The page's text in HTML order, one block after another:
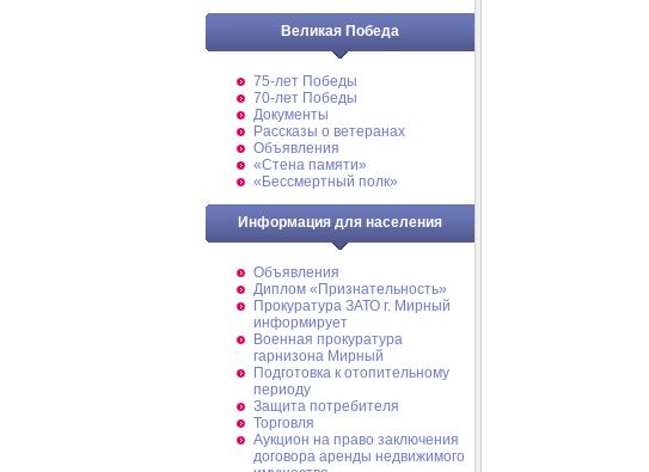
Великая Победа
75-лет Победы
70-лет Победы
Документы
Рассказы о ветеранах
Объявления
«Стена памяти»
«Бессмертный полк»
Информация для населения
Объявления
Диплом «Признательность»
Прокуратура ЗАТО г. Мирный
информирует
Военная прокуратура
гарнизона Мирный
Подготовка к отопительному
периоду
Защита потребителя
Торговля
Аукцион на право заключения
договора аренды недвижимого